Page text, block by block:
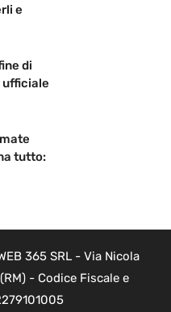
e
di
ufficiale
tutto:
365 SRL - Via Nicola
- Codice Fiscale e